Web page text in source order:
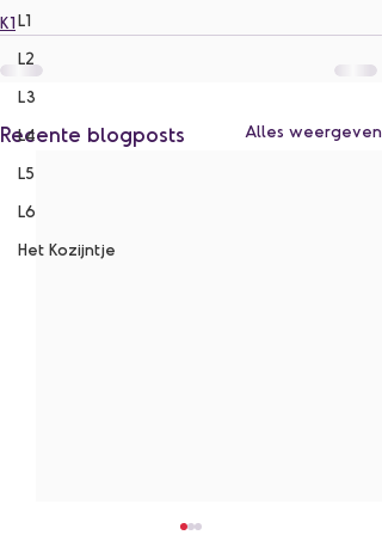
L1
L2
L3
L4
L5
L6
Het Kozijntje
K1
Recente blogposts Alles weergeven